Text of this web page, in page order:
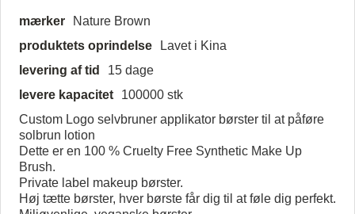
mærker
Nature Brown
produktets oprindelse
Lavet i Kina
levering af tid
15 dage
levere kapacitet
100000 stk
Custom Logo selvbruner applikator børster til at påføre
solbrun lotion
Dette er en 100 % Cruelty Free Synthetic Make Up
Brush.
Private label makeup børster.
Høj tætte børster, hver børste får dig til at føle dig perfekt.